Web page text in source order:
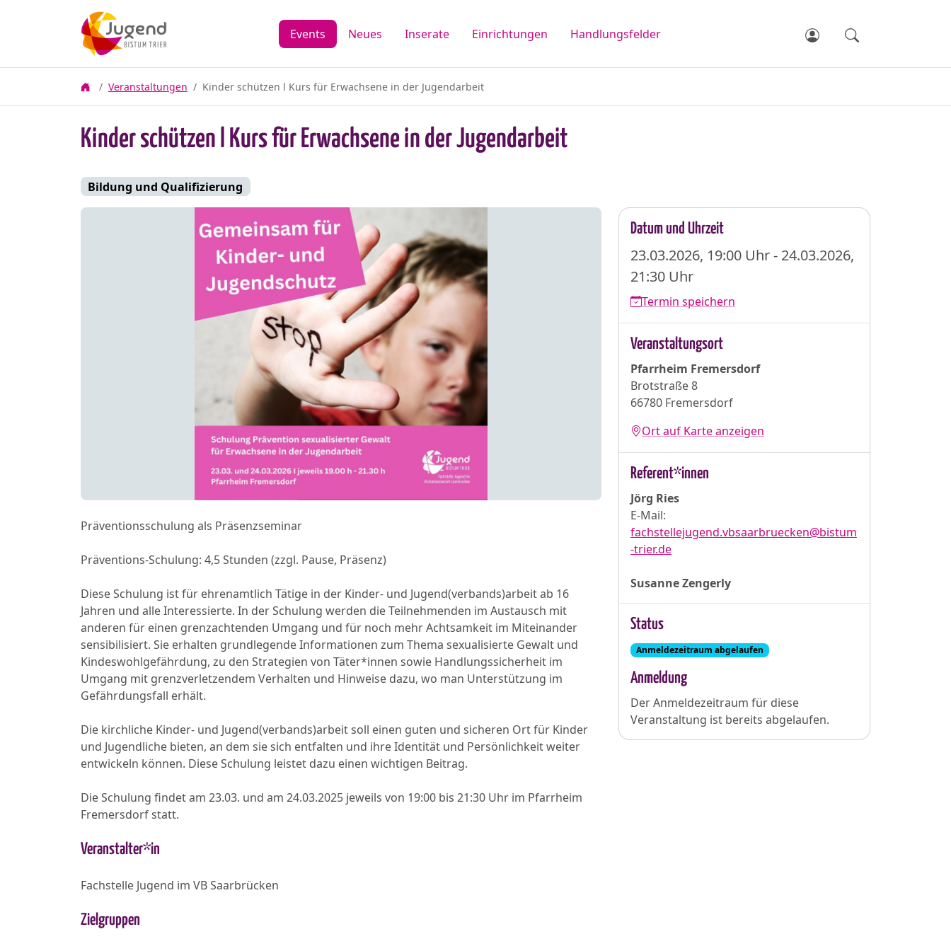
Events Neues Inserate Einrichtungen Handlungsfelder
Veranstaltungen Kinder schützen l Kurs für Erwachsene in der Jugendarbeit
Kinder schützen l Kurs für Erwachsene in der Jugendarbeit
Bildung und Qualifizierung
Datum und Uhrzeit
23.03.2026, 19:00 Uhr - 24.03.2026,
21:30 Uhr
Termin speichern
Veranstaltungsort
Pfarrheim Fremersdorf
Brotstraße 8
66780 Fremersdorf
Ort auf Karte anzeigen
Referent*innen
Jörg Ries
E-Mail:
fachstellejugend.vbsaarbruecken@bistum
-trier.de
Susanne Zengerly
Status
Anmeldezeitraum abgelaufen
Anmeldung
Der Anmeldezeitraum für diese
Veranstaltung ist bereits abgelaufen.
Präventionsschulung als Präsenzseminar
Präventions-Schulung: 4,5 Stunden (zzgl. Pause, Präsenz)
Diese Schulung ist für ehrenamtlich Tätige in der Kinder- und Jugend(verbands)arbeit ab 16
Jahren und alle Interessierte. In der Schulung werden die Teilnehmenden im Austausch mit
anderen für einen grenzachtenden Umgang und für noch mehr Achtsamkeit im Miteinander
sensibilisiert. Sie erhalten grundlegende Informationen zum Thema sexualisierte Gewalt und
Kindeswohlgefährdung, zu den Strategien von Täter*innen sowie Handlungssicherheit im
Umgang mit grenzverletzendem Verhalten und Hinweise dazu, wo man Unterstützung im
Gefährdungsfall erhält.
Die kirchliche Kinder- und Jugend(verbands)arbeit soll einen guten und sicheren Ort für Kinder
und Jugendliche bieten, an dem sie sich entfalten und ihre Identität und Persönlichkeit weiter
entwickeln können. Diese Schulung leistet dazu einen wichtigen Beitrag.
Die Schulung findet am 23.03. und am 24.03.2025 jeweils von 19:00 bis 21:30 Uhr im Pfarrheim
Fremersdorf statt.
Veranstalter*in
Fachstelle Jugend im VB Saarbrücken
Zielgruppen